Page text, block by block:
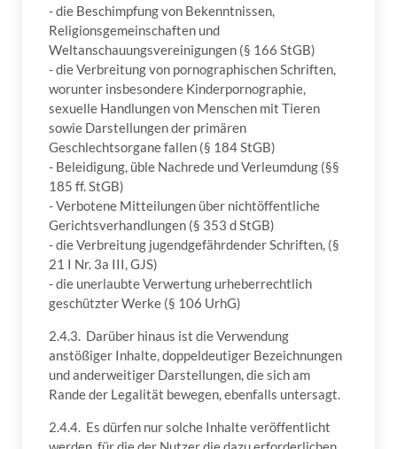
- die Beschimpfung von Bekenntnissen,
Religionsgemeinschaften und
Weltanschauungsvereinigungen (§ 166 StGB)
- die Verbreitung von pornographischen Schriften,
worunter insbesondere Kinderpornographie,
sexuelle Handlungen von Menschen mit Tieren
sowie Darstellungen der primären
Geschlechtsorgane fallen (§ 184 StGB)
- Beleidigung, üble Nachrede und Verleumdung (§§
185 ff. StGB)
- Verbotene Mitteilungen über nichtöffentliche
Gerichtsverhandlungen (§ 353 d StGB)
- die Verbreitung jugendgefährdender Schriften, (§
21 I Nr. 3a III, GJS)
- die unerlaubte Verwertung urheberrechtlich
geschützter Werke (§ 106 UrhG)
2.4.3. Darüber hinaus ist die Verwendung
anstößiger Inhalte, doppeldeutiger Bezeichnungen
und anderweitiger Darstellungen, die sich am
Rande der Legalität bewegen, ebenfalls untersagt.
2.4.4. Es dürfen nur solche Inhalte veröffentlicht